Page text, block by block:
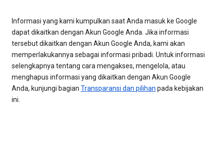
Informasi yang kami kumpulkan saat Anda masuk ke Google
dapat dikaitkan dengan Akun Google Anda. Jika informasi
tersebut dikaitkan dengan Akun Google Anda, kami akan
memperlakukannya sebagai informasi pribadi. Untuk informasi
selengkapnya tentang cara mengakses, mengelola, atau
menghapus informasi yang dikaitkan dengan Akun Google
Anda, kunjungi bagian Transparansi dan pilihan pada kebijakan
ini.